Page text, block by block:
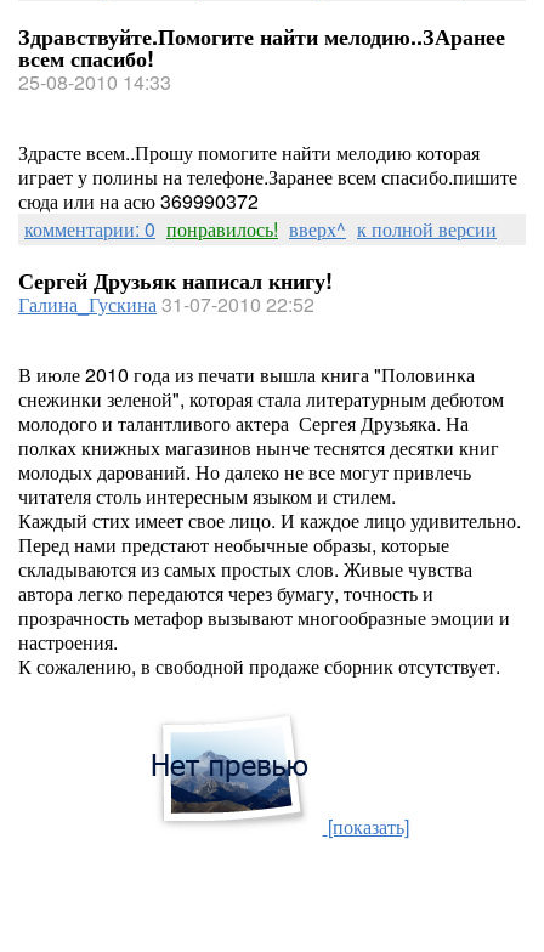
Здравствуйте.Помогите найти мелодию..ЗАранее
всем спасибо!
25-08-2010 14:33
Здрасте всем..Прошу помогите найти мелодию которая
играет у полины на телефоне.Заранее всем спасибо.пишите
сюда или на асю 369990372
комментарии: 0 понравилось! вверх^ к полной версии
Сергей Друзьяк написал книгу!
Галина_Гускина31-07-2010 22:52
В июле 2010 года из печати вышла книга "Половинка
снежинки зеленой", которая стала литературным дебютом
молодого и талантливого актера Сергея Друзьяка. На
полках книжных магазинов нынче теснятся десятки книг
молодых дарований. Но далеко не все могут привлечь
читателя столь интересным языком и стилем.
Каждый стих имеет свое лицо. И каждое лицо удивительно.
Перед нами предстают необычные образы, которые
складываются из самых простых слов. Живые чувства
автора легко передаются через бумагу, точность и
прозрачность метафор вызывают многообразные эмоции и
настроения.
К сожалению, в свободной продаже сборник отсутствует.
[показать]